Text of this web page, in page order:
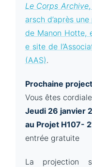
Le Corps Archive
arsch d’après
de Manon Hotte,
e site de
(AAS).
Prochaine
Vous êtes
Jeudi 26 janvier
au Projet H107-
entrée gratuite
La projection